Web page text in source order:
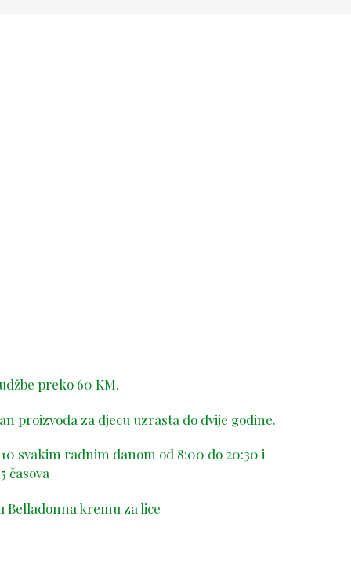
preko 60 KM.
proizvoda za djecu uzrasta do dvije godine.
svakim radnim danom od 8:00 do 20:30 i
časova
Belladonna kremu za lice